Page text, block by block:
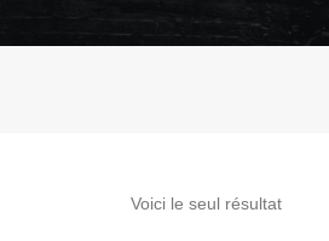
Voici le seul résultat